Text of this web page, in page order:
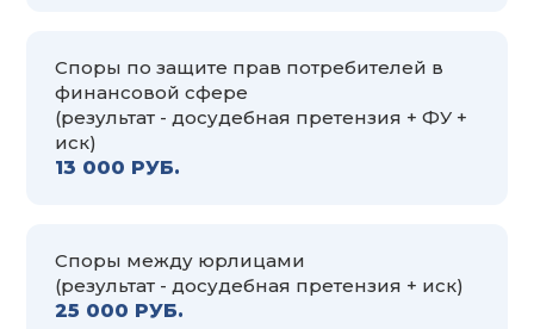
Споры по защите прав потребителей в
финансовой сфере
(результат - досудебная претензия + ФУ +
иск)
13 000 РУБ.
Споры между юрлицами
(результат - досудебная претензия + иск)
25 000 РУБ.